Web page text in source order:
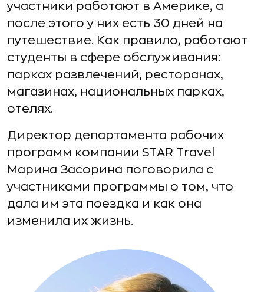
участники работают в Америке, а
после этого у них есть 30 дней на
путешествие. Как правило, работают
студенты в сфере обслуживания:
парках развлечений, ресторанах,
магазинах, национальных парках,
отелях.
Директор департамента рабочих
программ компании STAR Travel
Марина Засорина поговорила с
участниками программы о том, что
дала им эта поездка и как она
изменила их жизнь.